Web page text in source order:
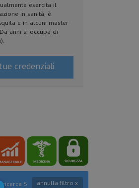
esercita il
in sanità, è
e in alcuni master
anni si occupa di
credenziali
annulla filtro x
ricerca 5